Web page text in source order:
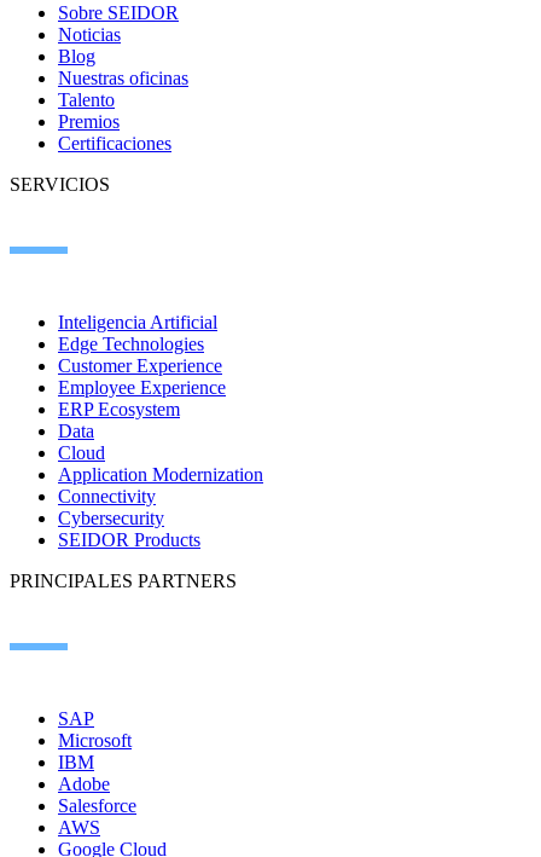
Sobre SEIDOR
Noticias
Blog
Nuestras oficinas
Talento
Premios
Certificaciones
SERVICIOS
Inteligencia Artificial
Edge Technologies
Customer Experience
Employee Experience
ERP Ecosystem
Data
Cloud
Application Modernization
Connectivity
Cybersecurity
SEIDOR Products
PRINCIPALES PARTNERS
SAP
Microsoft
IBM
Adobe
Salesforce
AWS
Google Cloud